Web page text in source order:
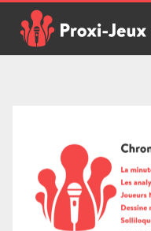
content